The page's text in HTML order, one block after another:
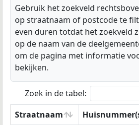
Gebruik het zoekveld
op straatnaam of postcode te
even duren totdat het zoekveld
op de naam van de
om de pagina met informatie
bekijken.
Zoek in de tabel:
Straatnaam